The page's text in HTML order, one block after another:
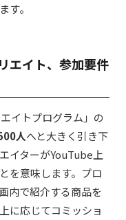
す。
エイト、参加要件
イトプログラム」の
人へと大きく引き下
イターがYouTube上
を意味します。プロ
内で紹介する商品を
に応じてコミッショ